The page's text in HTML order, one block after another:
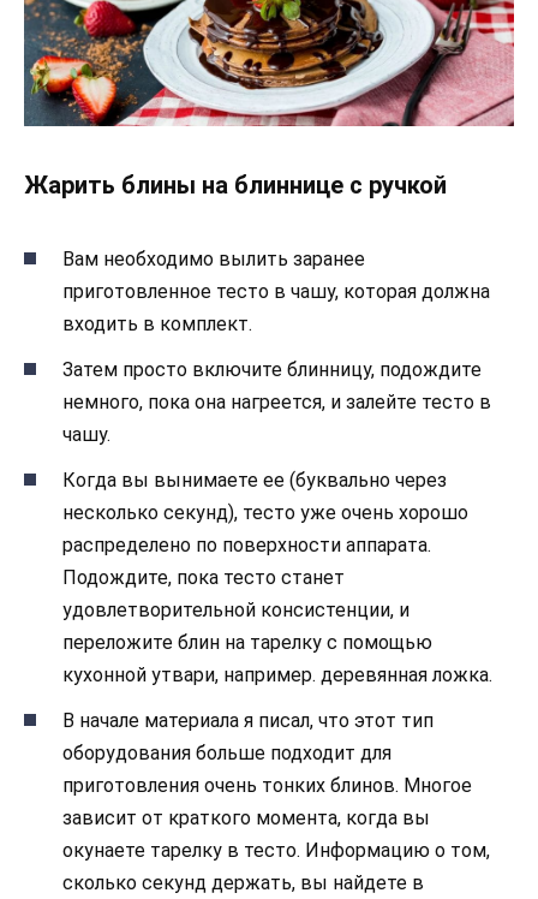
Жарить блины на блиннице с ручкой
Вам необходимо вылить заранее
приготовленное тесто в чашу, которая должна
входить в комплект.
Затем просто включите блинницу, подождите
немного, пока она нагреется, и залейте тесто в
чашу.
Когда вы вынимаете ее (буквально через
несколько секунд), тесто уже очень хорошо
распределено по поверхности аппарата.
Подождите, пока тесто станет
удовлетворительной консистенции, и
переложите блин на тарелку с помощью
кухонной утвари, например. деревянная ложка.
В начале материала я писал, что этот тип
оборудования больше подходит для
приготовления очень тонких блинов. Многое
зависит от краткого момента, когда вы
окунаете тарелку в тесто. Информацию о том,
сколько секунд держать, вы найдете в